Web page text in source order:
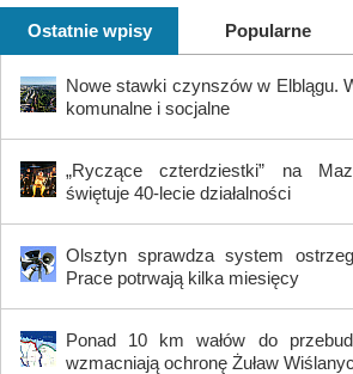
Ostatnie wpisy Popularne
Nowe stawki czynszów w Elblągu.
komunalne i socjalne
„Ryczące czterdziestki” na
świętuje 40-lecie działalności
Olsztyn sprawdza system
Prace potrwają kilka miesięcy
Ponad 10 km wałów do
wzmacniają ochronę Żuław